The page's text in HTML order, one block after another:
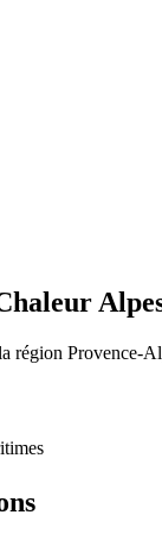
région Provence-